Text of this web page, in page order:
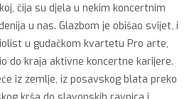
čija su djela u nekim koncertnim
u nas. Glazbom je obišao svijet, i
u gudačkom kvartetu Pro arte,
do kraja aktivne koncertne karijere.
iz zemlje, iz posavskog blata preko